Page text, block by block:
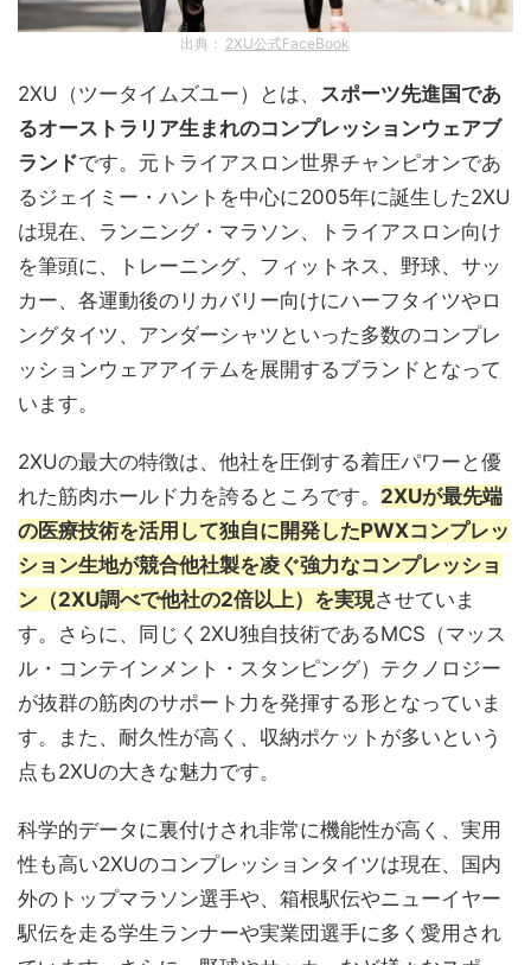
出典： 2XU公式FaceBook
2XU（ツータイムズユー）とは、 スポーツ先進国であ
るオーストラリア生まれのコンプレッションウェアブ
ランドです。元トライアスロン世界チャンピオンであ
るジェイミー・ハントを中心に2005年に誕生した2XU
は現在、ランニング・マラソン、トライアスロン向け
を筆頭に、トレーニング、フィットネス、野球、サッ
カー、各運動後のリカバリー向けにハーフタイツやロ
ングタイツ、アンダーシャツといった多数のコンプレ
ッションウェアアイテムを展開するブランドとなって
います。
2XUの最大の特徴は、他社を圧倒する着圧パワーと優
れた筋肉ホールド力を誇るところです。 2XUが最先端
の医療技術を活用して独自に開発したPWXコンプレッ
ション生地が競合他社製を凌ぐ強力なコンプレッショ
ン（2XU調べで他社の2倍以上）を実現させていま
す。さらに、同じく2XU独自技術であるMCS（マッス
ル・コンテインメント・スタンピング）テクノロジー
が抜群の筋肉のサポート力を発揮する形となっていま
す。また、耐久性が高く、収納ポケットが多いという
点も2XUの大きな魅力です。
科学的データに裏付けされ非常に機能性が高く、実用
性も高い2XUのコンプレッションタイツは現在、国内
外のトップマラソン選手や、箱根駅伝やニューイヤー
駅伝を走る学生ランナーや実業団選手に多く愛用され